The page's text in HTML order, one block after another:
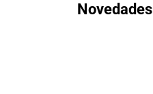
Novedades